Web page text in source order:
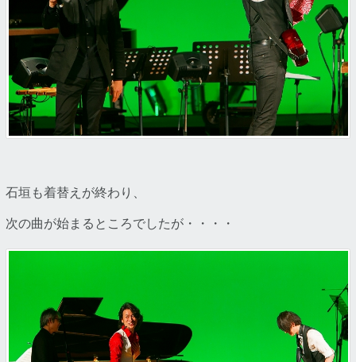
石垣も着替えが終わり、
次の曲が始まるところでしたが・・・・